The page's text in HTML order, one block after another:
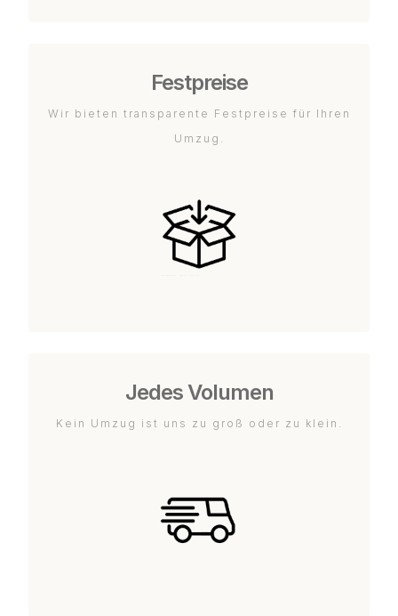
Festpreise
Wir bieten transparente Festpreise für Ihren
Umzug.
Jedes Volumen
Kein Umzug ist uns zu groß oder zu klein.